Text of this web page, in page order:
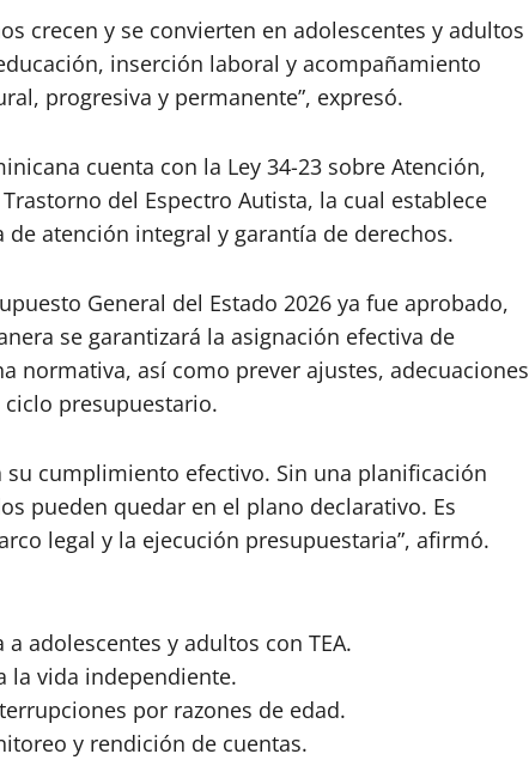
crecen y se convierten en adolescentes y adultos
inserción laboral y acompañamiento
progresiva y permanente”, expresó.
cuenta con la Ley 34-23 sobre Atención,
del Espectro Autista, la cual establece
atención integral y garantía de derechos.
General del Estado 2026 ya fue aprobado,
se garantizará la asignación efectiva de
normativa, así como prever ajustes, adecuaciones
presupuestario.
cumplimiento efectivo. Sin una planificación
pueden quedar en el plano declarativo. Es
legal y la ejecución presupuestaria”, afirmó.
adolescentes y adultos con TEA.
la vida independiente.
por razones de edad.
y rendición de cuentas.